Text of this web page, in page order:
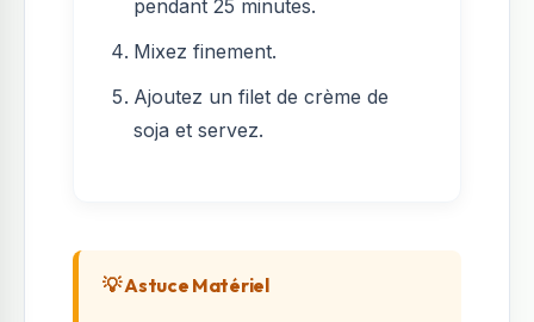
pendant 25 minutes.
Mixez finement.
Ajoutez un filet de crème de
soja et servez.
💡 Astuce Matériel